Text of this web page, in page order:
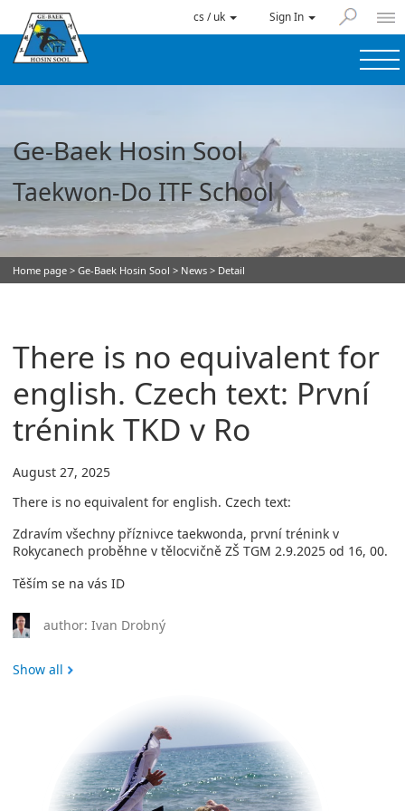
cs / uk Sign In
Ge-Baek Hosin Sool
Taekwon-Do ITF School
Home page > Ge-Baek Hosin Sool > News > Detail
There is no equivalent for
english. Czech text: První
trénink TKD v Ro
August 27, 2025
There is no equivalent for english. Czech text:
Zdravím všechny příznivce taekwonda, první trénink v
Rokycanech proběhne v tělocvičně ZŠ TGM 2.9.2025 od 16, 00.
Těším se na vás ID
author: Ivan Drobný
Show all